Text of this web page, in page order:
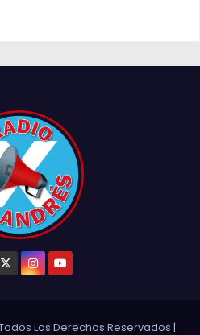
Los Derechos Reservados |